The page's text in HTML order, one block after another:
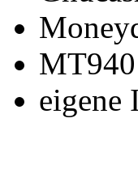
MT940
eigene